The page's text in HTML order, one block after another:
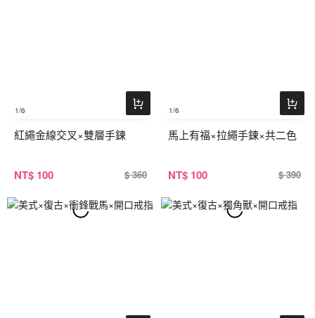
1/6
紅繩金線交叉×雙層手鍊
NT$ 100 $ 360
1/6
馬上有福×拉繩手鍊×共二色
NT$ 100 $ 390